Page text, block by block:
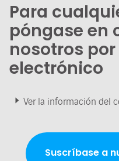
Para
póngase en
nosotros
electrónico
Ver la información del
Suscríbase a